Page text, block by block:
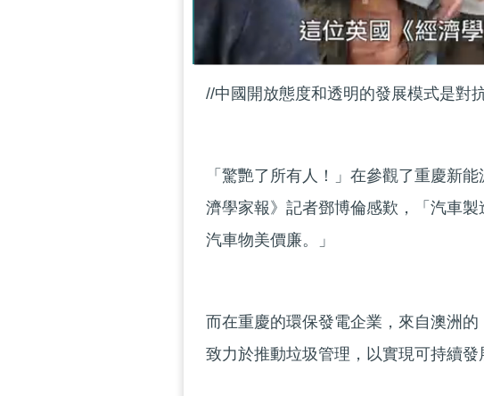
//中國開放態度和透明的發展模式是對
「驚艷了所有人！」在參觀了重慶新
濟學家報》記者鄧博倫感歎，「汽車
汽車物美價廉。」
而在重慶的環保發電企業，來自澳洲
致力於推動垃圾管理，以實現可持續發